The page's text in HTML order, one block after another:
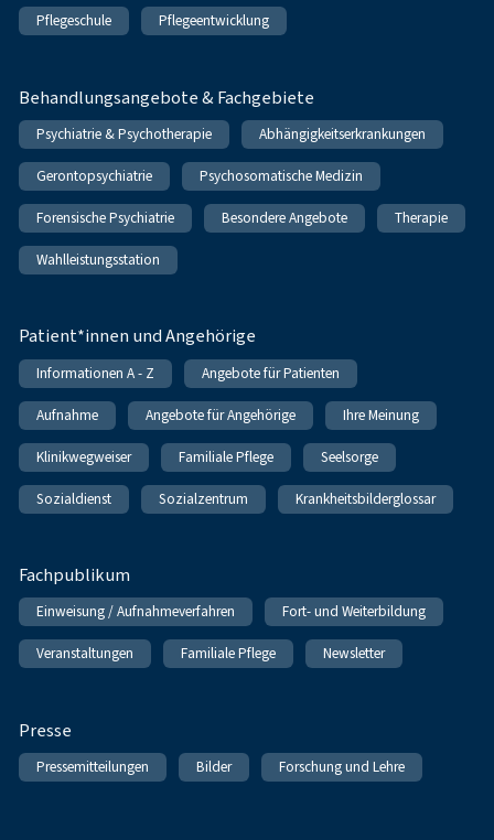
Pflegeschule Pflegeentwicklung
Behandlungsangebote & Fachgebiete
Psychiatrie & Psychotherapie Abhängigkeitserkrankungen
Gerontopsychiatrie Psychosomatische Medizin
Forensische Psychiatrie Besondere Angebote Therapie
Wahlleistungsstation
Patient*innen und Angehörige
Informationen A - Z Angebote für Patienten
Aufnahme Angebote für Angehörige Ihre Meinung
Klinikwegweiser Familiale Pflege Seelsorge
Sozialdienst Sozialzentrum Krankheitsbilderglossar
Fachpublikum
Einweisung / Aufnahmeverfahren Fort- und Weiterbildung
Veranstaltungen Familiale Pflege Newsletter
Presse
Pressemitteilungen Bilder Forschung und Lehre